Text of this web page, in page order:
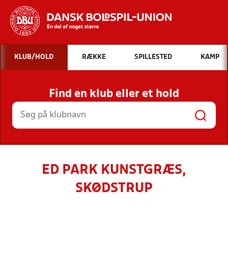
Hvad vil du søge efter?
INDHOLD OG NYHEDER
STILLINGER, RESULTATER, KLUBBER OG
HOLD
KLUB/HOLD RÆKKE SPILLESTED KAMP
Find en klub eller et hold
ED PARK KUNSTGRÆS,
SKØDSTRUP